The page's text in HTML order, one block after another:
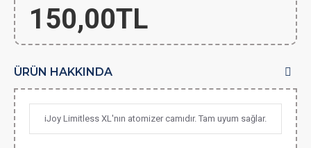
150,00TL
ÜRÜN HAKKINDA
iJoy Limitless XL'nın atomizer camıdır. Tam uyum sağlar.